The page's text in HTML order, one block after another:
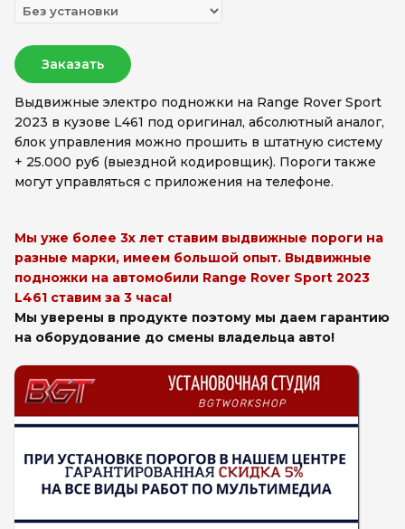
Заказать
Выдвижные электро подножки на Range Rover Sport
2023 в кузове L461 под оригинал, абсолютный аналог,
блок управления можно прошить в штатную систему
+ 25.000 руб (выездной кодировщик). Пороги также
могут управляться с приложения на телефоне.
Мы уже более 3х лет ставим выдвижные пороги на
разные марки, имеем большой опыт. Выдвижные
подножки на автомобили Range Rover Sport 2023
L461 ставим за 3 часа!
Мы уверены в продукте поэтому мы даем гарантию
на оборудование до смены владельца авто!